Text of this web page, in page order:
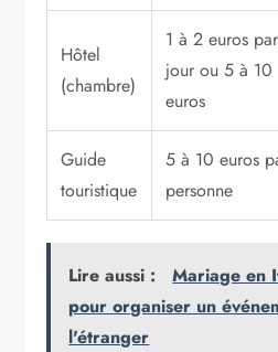
Hôtel
(chambre)
1 à 2 euros par
jour ou 5 à 10
euros
Guide
touristique
5 à 10 euros
personne
Lire aussi :
Mariage en
pour organiser un
l'étranger